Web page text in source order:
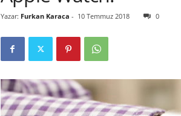
i
E
Yazar: Furkan Karaca - 10 Temmuz 2018 0